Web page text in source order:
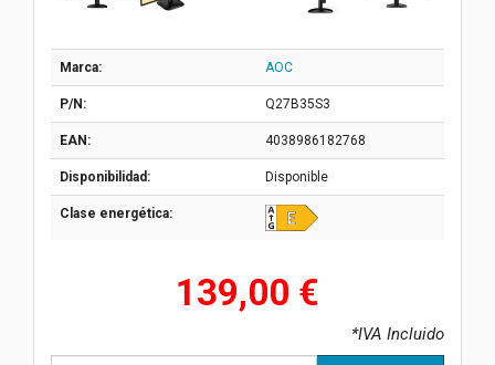
Marca: AOC
P/N: Q27B35S3
EAN: 4038986182768
Disponibilidad: Disponible
Clase energética:
139,00 €
*IVA Incluido